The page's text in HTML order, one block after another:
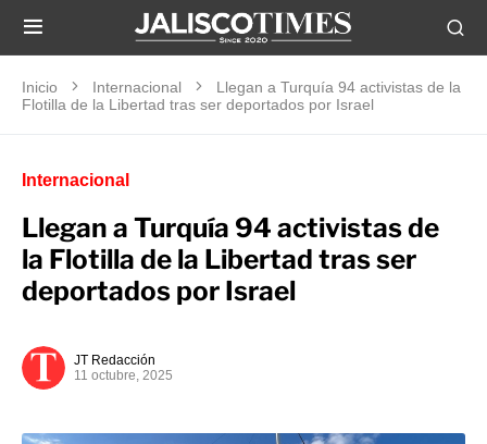
Inicio Internacional
Llegan a Turquía 94 activistas de la
Flotilla de la Libertad tras ser deportados por Israel
Internacional
Llegan a Turquía 94 activistas de
la Flotilla de la Libertad tras ser
deportados por Israel
JT Redacción
11 octubre, 2025